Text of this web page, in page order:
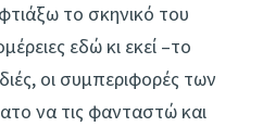
το σκηνικό του
εδώ κι εκεί –το
οι συμπεριφορές των
να τις φανταστώ και